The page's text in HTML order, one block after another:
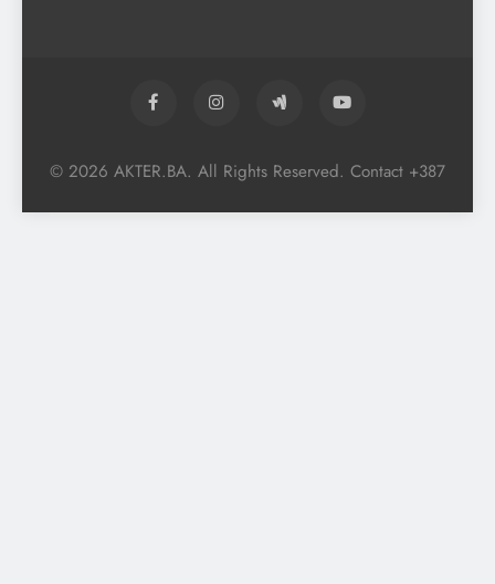
© 2026 AKTER.BA. All Rights Reserved. Contact +387